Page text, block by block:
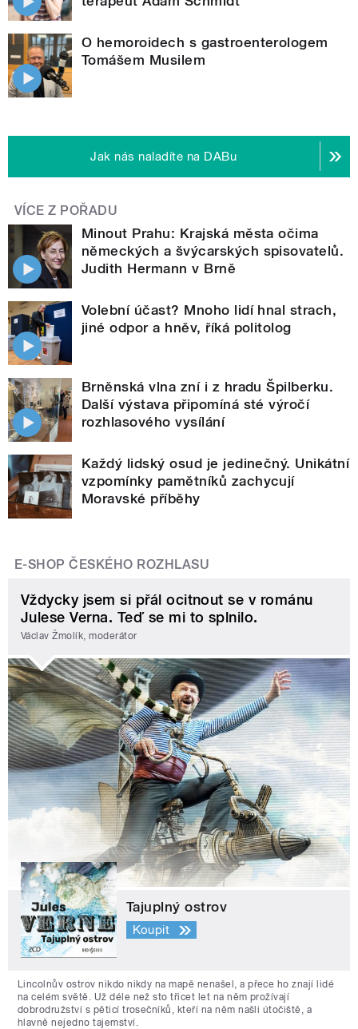
O hemoroidech s gastroenterologem
Tomášem Musilem
Jak nás naladíte na DABu
VÍCE Z POŘADU
Minout Prahu: Krajská města očima
německých a švýcarských spisovatelů.
Judith Hermann v Brně
Volební účast? Mnoho lidí hnal strach,
jiné odpor a hněv, říká politolog
Brněnská vlna zní i z hradu Špilberku.
Další výstava připomíná sté výročí
rozhlasového vysílání
Každý lidský osud je jedinečný. Unikátní
vzpomínky pamětníků zachycují
Moravské příběhy
E-SHOP ČESKÉHO ROZHLASU
Vždycky jsem si přál ocitnout se v románu
Julese Verna. Teď se mi to splnilo.
Václav Žmolík, moderátor
Tajuplný ostrov
Koupit
Lincolnův ostrov nikdo nikdy na mapě nenašel, a přece ho znají lidé
na celém světě. Už déle než sto třicet let na něm prožívají
dobrodružství s pěticí trosečníků, kteří na něm našli útočiště, a
hlavně nejedno tajemství.